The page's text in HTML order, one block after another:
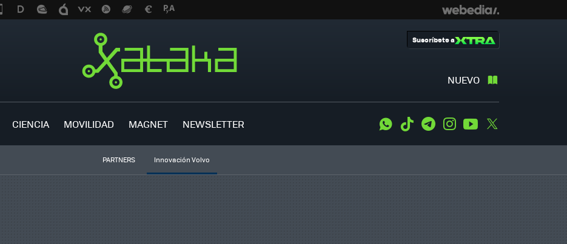
NUEVO
Suscríbete a
CIENCIA MOVILIDAD MAGNET NEWSLETTER WhatsApp
Tiktok TelegramInstagramYoutube
PARTNERS Innovación Volvo